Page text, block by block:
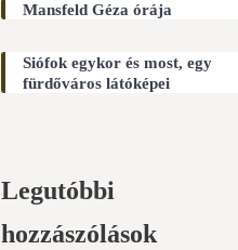
Mansfeld Géza órája
Siófok egykor és most, egy
fürdőváros látóképei
Legutóbbi
hozzászólások